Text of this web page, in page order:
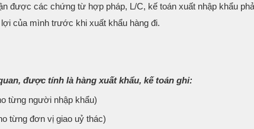
được các chứng từ hợp pháp, L/C, kế toán xuất nhập khẩu
của mình trước khi xuất khẩu hàng đi.
được tính là hàng xuất khẩu, kế toán ghi:
từng người nhập khẩu)
từng đơn vị giao uỷ thác)